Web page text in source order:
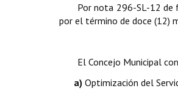
Por nota 296-SL-12 de
por el término de doce (12)
El Concejo Municipal
a) Optimización del